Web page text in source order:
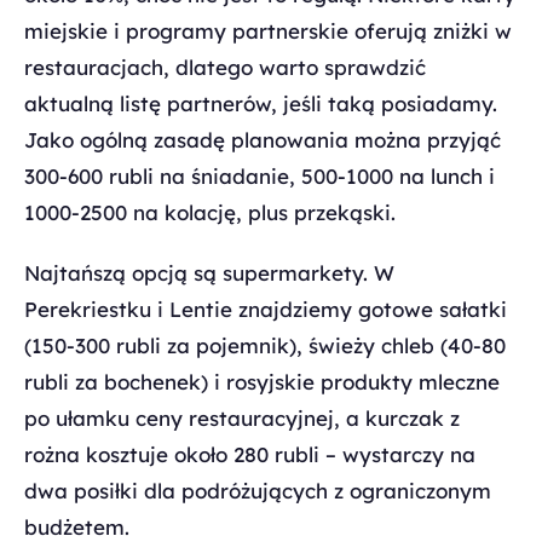
miejskie i programy partnerskie oferują zniżki w
restauracjach, dlatego warto sprawdzić
aktualną listę partnerów, jeśli taką posiadamy.
Jako ogólną zasadę planowania można przyjąć
300-600 rubli na śniadanie, 500-1000 na lunch i
1000-2500 na kolację, plus przekąski.
Najtańszą opcją są supermarkety. W
Perekriestku i Lentie znajdziemy gotowe sałatki
(150-300 rubli za pojemnik), świeży chleb (40-80
rubli za bochenek) i rosyjskie produkty mleczne
po ułamku ceny restauracyjnej, a kurczak z
rożna kosztuje około 280 rubli – wystarczy na
dwa posiłki dla podróżujących z ograniczonym
budżetem.